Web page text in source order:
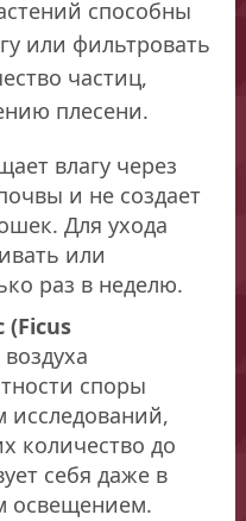
способны
или фильтровать
частиц,
плесени.
влагу через
и не создает
Для ухода
или
раз в неделю.
(Ficus
споры
исследований,
количество до
себя даже в
освещением.